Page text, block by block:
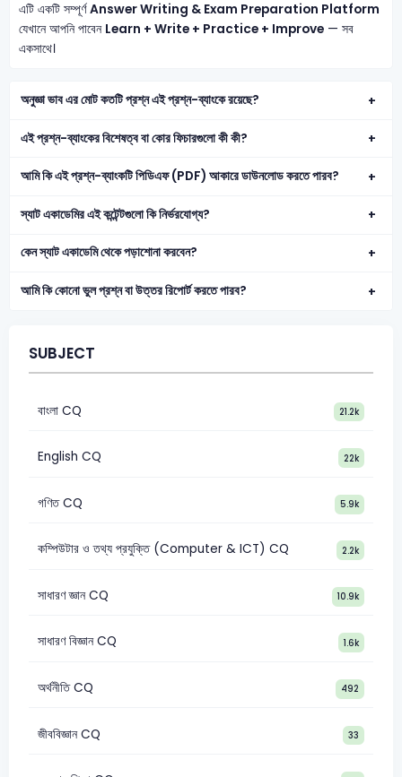
এটি একটি সম্পূর্ণAnswer Writing & Exam Preparation Platform
যেখানে আপনি পাবেন Learn + Write + Practice + Improve— সব
একসাথে।
অনুজ্ঞা ভাব এর মোট কতটি প্রশ্ন এই প্রশ্ন-ব্যাংকে রয়েছে?
এই প্রশ্ন-ব্যাংকের বিশেষত্ব বা কোর ফিচারগুলো কী কী?
আমি কি এই প্রশ্ন-ব্যাংকটি পিডিএফ (PDF) আকারে ডাউনলোড করতে পারব?
স্যাট একাডেমির এই কন্টেন্টগুলো কি নির্ভরযোগ্য?
কেন স্যাট একাডেমি থেকে পড়াশোনা করবেন?
আমি কি কোনো ভুল প্রশ্ন বা উত্তর রিপোর্ট করতে পারব?
SUBJECT
বাংলা CQ 21.2k
English CQ 22k
গণিত CQ 5.9k
কম্পিউটার ও তথ্য প্রযুক্তি (Computer & ICT) CQ 2.2k
সাধারণ জ্ঞান CQ 10.9k
সাধারণ বিজ্ঞান CQ 1.6k
অর্থনীতি CQ 492
জীববিজ্ঞান CQ 33